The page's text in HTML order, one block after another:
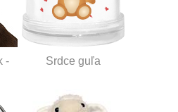
-
Srdce guľa